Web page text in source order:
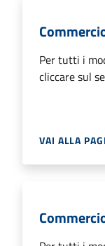
Per tutti i
cliccare sul
VAI ALLA